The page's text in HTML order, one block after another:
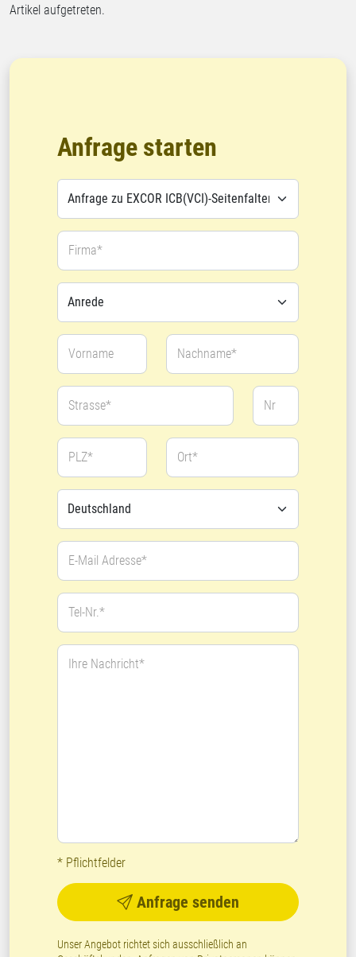
Artikel aufgetreten.
Anfrage starten
Firma*
Vorname Nachname*
Strasse* Nr
PLZ* Ort*
E-Mail Adresse*
Tel-Nr.*
Ihre Nachricht*
* Pflichtfelder
Anfrage senden
Unser Angebot richtet sich ausschließlich an